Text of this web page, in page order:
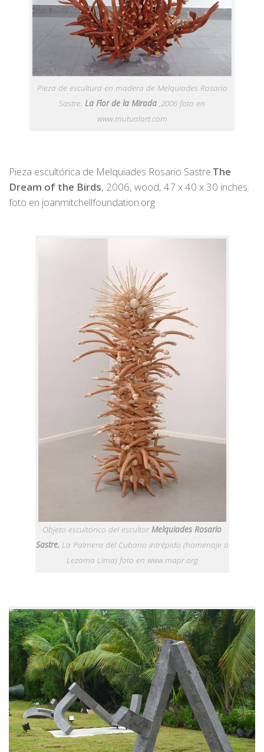
Pieza de escultura en madera de Melquiades Rosario
Sastre. La Flor de la Mirada ,2006 foto en
www.mutualart.com
Pieza escultórica de Melquiades Rosario Sastre.The
Dream of the Birds, 2006, wood, 47 x 40 x 30 inches.
foto en joanmitchellfoundation.org
Objeto escultórico del escultorMelquiades Rosario
Sastre.La Palmera del Cubano intrépido (homenaje a
Lezama Lima) foto en www.mapr.org